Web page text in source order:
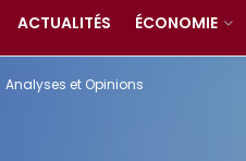
ACTUALITÉS ÉCONOMIE
Analyses et Opinions